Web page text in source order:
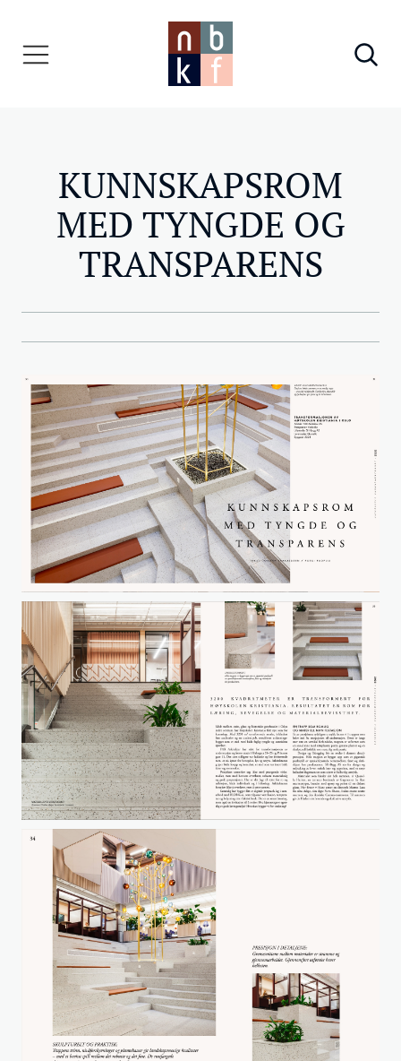
KUNNSKAPSROM
MED TYNGDE OG
TRANSPARENS